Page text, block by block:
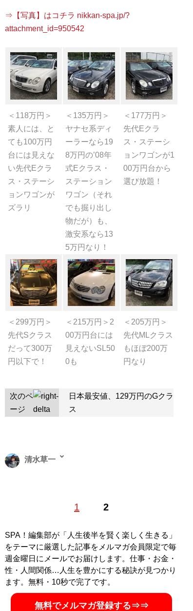
⇒【写真】はコチラ nikkan-spa.jp/?
attachment_id=950542
＜118万円＞
素人には、と
ても100万円
台には見えな
い先代Eクラ
ス・ステーシ
ョンワゴンが
ズラリ
＜135万円＞
ヤナセ系ディ
ーラーなら19
8万円の’08年
式Eクラス・
ステーション
ワゴン（それ
でも掘り出し
物だが）も、
激安系なら13
5万円なり！
＜177万円＞
先代Eクラ
ス・ステーシ
ョンワゴンが1
00万円台から
選び放題！
＜299万円＞
先代Sクラス
だって300万
円以下で！
＜215万円＞2
00万円台には
見えないSL50
0も
＜205万円＞
先代MLクラス
もほぼ200万
円なり
次のペ
ージ
日本最安値、129万円のGクラ
ス
1 2
清水草一
そのフェラーリください!!
路の謎 』などの著作で道路交通ジャーナリストとしても
活動中
記事一覧へ
SPA！編集部が「人生後半を賢く楽しく生きる」
をテーマに厳選した記事をメルマガ会員限定で毎
週金曜日にメールでお届けします。仕事・お金・
性・人間関係…人生を豊かにする秘訣が見つかり
ます。無料・10秒で完了です。
無料でメルマガ登録する⇒⇒